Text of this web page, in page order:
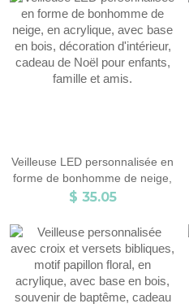
Veilleuse LED personnalisée en
forme de bonhomme de neige,
en acrylique, avec base en
cadeau de Noël pour enfants,
famille et amis.
$ 35.05